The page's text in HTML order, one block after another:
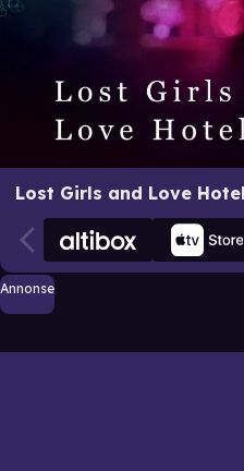
Lost Girls and Love
Annonse